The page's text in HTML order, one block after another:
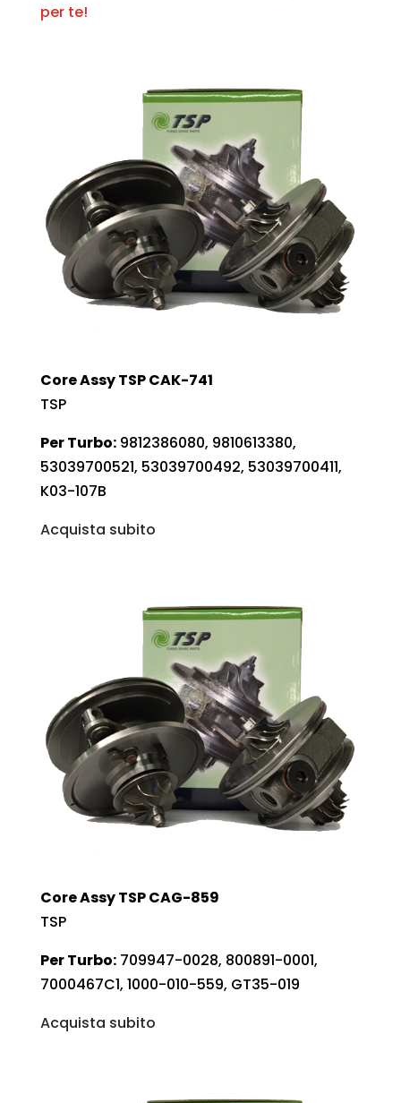
per te!
Core Assy TSP CAK-741
TSP
Per Turbo:9812386080, 9810613380,
53039700521, 53039700492, 53039700411,
K03-107B
Acquista subito
Core Assy TSP CAG-859
TSP
Per Turbo:709947-0028, 800891-0001,
7000467C1, 1000-010-559, GT35-019
Acquista subito